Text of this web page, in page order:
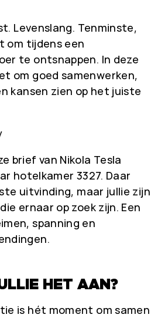
Levenslang. Tenminste,
om tijdens een
te ontsnappen. In deze
om goed samenwerken,
kansen zien op het juiste
brief van Nikola Tesla
hotelkamer 3327. Daar
uitvinding, maar jullie zijn
ernaar op zoek zijn. Een
spanning en
HET AAN?
is hét moment om samen